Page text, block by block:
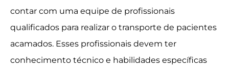
contar com uma equipe de profissionais
qualificados para realizar o transporte de pacientes
acamados. Esses profissionais devem ter
conhecimento técnico e habilidades específicas